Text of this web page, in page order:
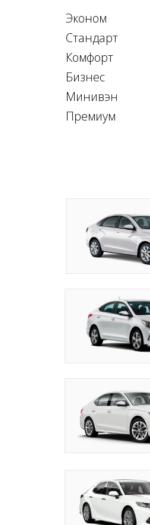
Эконом
Стандарт
Комфорт
Бизнес
Минивэн
Премиум